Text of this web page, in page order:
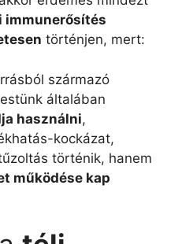
immunerősítés
történjen, mert:
származó
általában
használni,
kockázat,
történik, hanem
működése kap